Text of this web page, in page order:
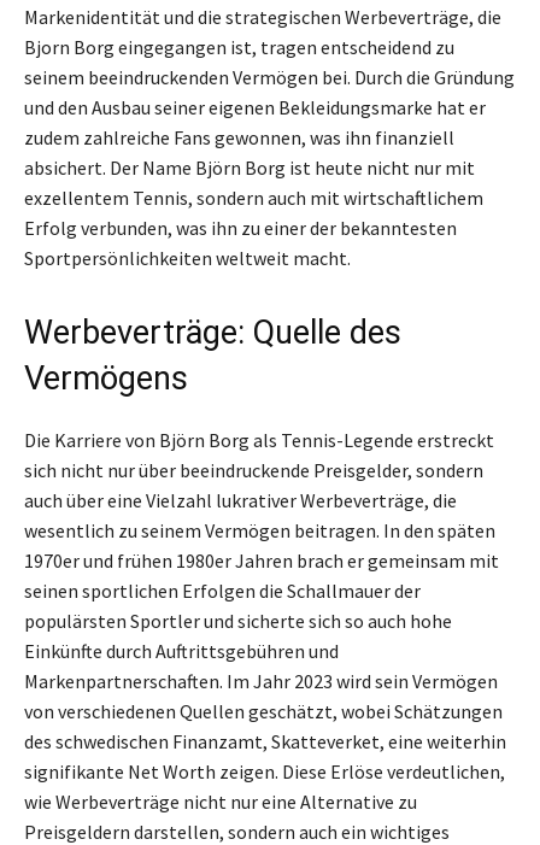
Markenidentität und die strategischen Werbeverträge, die
Bjorn Borg eingegangen ist, tragen entscheidend zu
seinem beeindruckenden Vermögen bei. Durch die Gründung
und den Ausbau seiner eigenen Bekleidungsmarke hat er
zudem zahlreiche Fans gewonnen, was ihn finanziell
absichert. Der Name Björn Borg ist heute nicht nur mit
exzellentem Tennis, sondern auch mit wirtschaftlichem
Erfolg verbunden, was ihn zu einer der bekanntesten
Sportpersönlichkeiten weltweit macht.
Werbeverträge: Quelle des
Vermögens
Die Karriere von Björn Borg als Tennis-Legende erstreckt
sich nicht nur über beeindruckende Preisgelder, sondern
auch über eine Vielzahl lukrativer Werbeverträge, die
wesentlich zu seinem Vermögen beitragen. In den späten
1970er und frühen 1980er Jahren brach er gemeinsam mit
seinen sportlichen Erfolgen die Schallmauer der
populärsten Sportler und sicherte sich so auch hohe
Einkünfte durch Auftrittsgebühren und
Markenpartnerschaften. Im Jahr 2023 wird sein Vermögen
von verschiedenen Quellen geschätzt, wobei Schätzungen
des schwedischen Finanzamt, Skatteverket, eine weiterhin
signifikante Net Worth zeigen. Diese Erlöse verdeutlichen,
wie Werbeverträge nicht nur eine Alternative zu
Preisgeldern darstellen, sondern auch ein wichtiges